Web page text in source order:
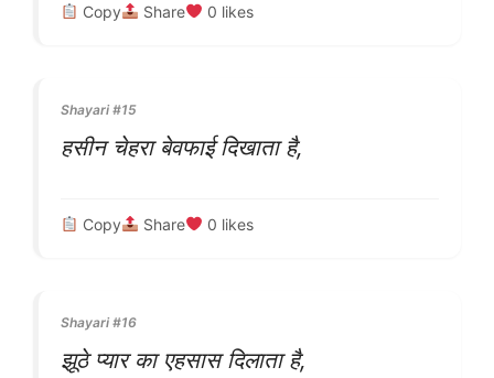
Copy Share 0 likes
Shayari #15
हसीन चेहरा बेवफाई दिखाता है,
Copy Share 0 likes
Shayari #16
झूठे प्यार का एहसास दिलाता है,